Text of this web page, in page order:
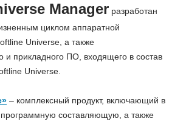
Manager разработан
циклом аппаратной
Universe, а также
и прикладного ПО, входящего в состав
Universe.
– комплексный продукт, включающий в
составляющую, а также